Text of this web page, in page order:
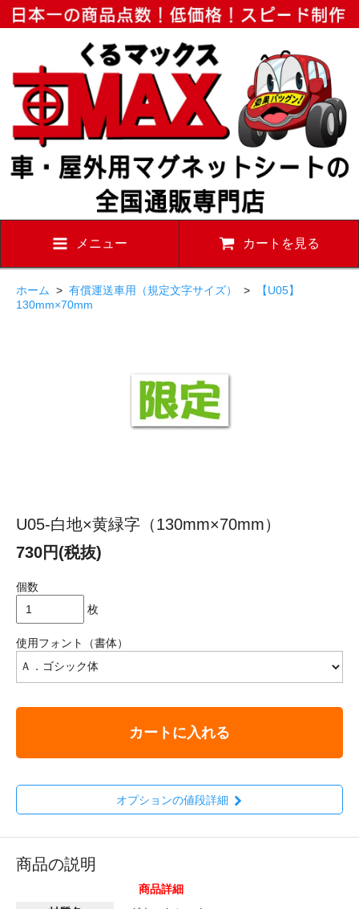
メニュー カートを見る
ホーム > 有償運送車用（規定文字サイズ） >
【U05】
130mm×70mm
U05-白地×黄緑字（130mm×70mm）
730円(税抜)
個数
枚
使用フォント（書体）
カートに入れる
オプションの値段詳細
商品の説明
商品詳細